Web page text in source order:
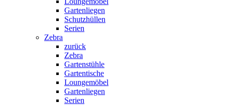
Gartenliegen
Schutzhüllen
Serien
Zebra
zurück
Zebra
Gartenstühle
Gartentische
Loungemöbel
Gartenliegen
Serien